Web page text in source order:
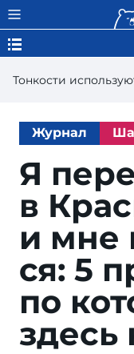
Тонкости
Журнал
Я
в
и мне
ся: 5
по
здесь